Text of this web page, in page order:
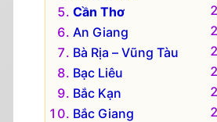
Cần Thơ
An Giang
Bà Rịa – Vũng Tàu
Bạc Liêu
Bắc Kạn
Bắc Giang